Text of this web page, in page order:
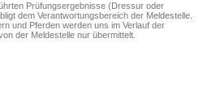
Prüfungsergebnisse (Dressur oder
dem Verantwortungsbereich der Meldestelle.
und Pferden werden uns im Verlauf der
der Meldestelle nur übermittelt.